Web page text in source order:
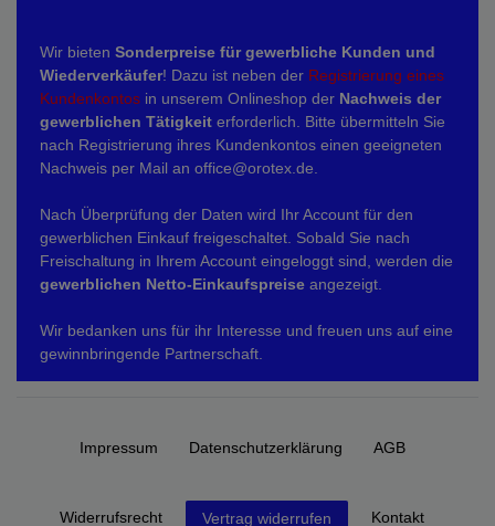
Wir bieten Sonderpreise für gewerbliche Kunden und
Wiederverkäufer! Dazu ist neben der Registrierung eines
Kundenkontos in unserem Onlineshop der Nachweis der
gewerblichen Tätigkeit erforderlich. Bitte übermitteln Sie
nach Registrierung ihres Kundenkontos einen geeigneten
Nachweis per Mail an office@orotex.de.
Nach Überprüfung der Daten wird Ihr Account für den
gewerblichen Einkauf freigeschaltet. Sobald Sie nach
Freischaltung in Ihrem Account eingeloggt sind, werden die
gewerblichen Netto-Einkaufspreise angezeigt.
Wir bedanken uns für ihr Interesse und freuen uns auf eine
gewinnbringende Partnerschaft.
Impressum Daten­schutz­erklärung AGB
Widerrufs­recht Vertrag widerrufen Kontakt